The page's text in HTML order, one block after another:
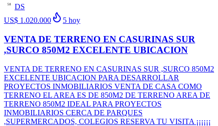
58
DS
US$ 1.020.000
5 hoy
VENTA DE TERRENO EN CASURINAS SUR
,SURCO 850M2 EXCELENTE UBICACION
VENTA DE TERRENO EN CASURINAS SUR ,SURCO 850M2
EXCELENTE UBICACION PARA DESARROLLAR
PROYECTOS INMOBILIARIOS VENTA DE CASA COMO
TERRENO EL AREA ES DE 850M2 DE TERRENO AREA DE
TERRENO 850M2 IDEAL PARA PROYECTOS
INMOBILIARIOS CERCA DE PARQUES
,SUPERMERCADOS, COLEGIOS RESERVA TU VISITA ¡¡¡¡¡¡